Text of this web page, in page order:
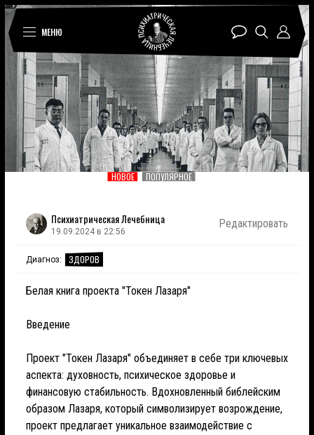
МЕНЮ
НОВОЕ ПОПУЛЯРНОЕ
Психиатрическая Лечебница
19.09.2024 в 22:56
Редактировать
Диагноз: ЗДОРОВ
Белая книга проекта "Токен Лазаря"
Введение
Проект "Токен Лазаря" объединяет в себе три ключевых
аспекта: духовность, психическое здоровье и
финансовую стабильность. Вдохновленный библейским
образом Лазаря, который символизирует возрождение,
проект предлагает уникальное взаимодействие с